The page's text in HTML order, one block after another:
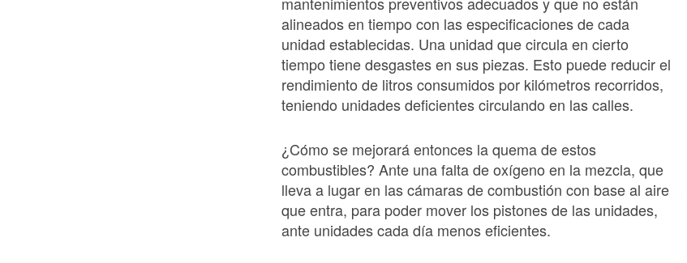
alineados en tiempo con las especificaciones de cada
unidad establecidas. Una unidad que circula en cierto
tiempo tiene desgastes en sus piezas. Esto puede reducir el
rendimiento de litros consumidos por kilómetros recorridos,
teniendo unidades deficientes circulando en las calles.
¿Cómo se mejorará entonces la quema de estos
combustibles? Ante una falta de oxígeno en la mezcla, que
lleva a lugar en las cámaras de combustión con base al aire
que entra, para poder mover los pistones de las unidades,
ante unidades cada día menos eficientes.